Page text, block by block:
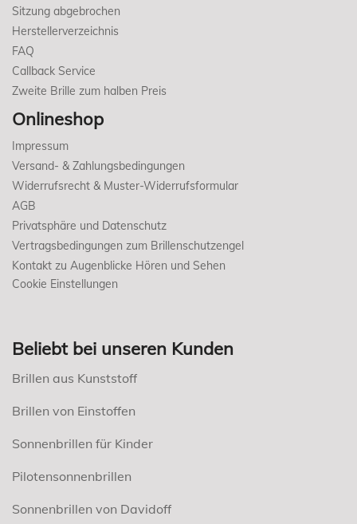
Sitzung abgebrochen
Herstellerverzeichnis
FAQ
Callback Service
Zweite Brille zum halben Preis
Onlineshop
Impressum
Versand- & Zahlungsbedingungen
Widerrufsrecht & Muster-Widerrufsformular
AGB
Privatsphäre und Datenschutz
Vertragsbedingungen zum Brillenschutzengel
Kontakt zu Augenblicke Hören und Sehen
Cookie Einstellungen
Beliebt bei unseren Kunden
Brillen aus Kunststoff
Brillen von Einstoffen
Sonnenbrillen für Kinder
Pilotensonnenbrillen
Sonnenbrillen von Davidoff